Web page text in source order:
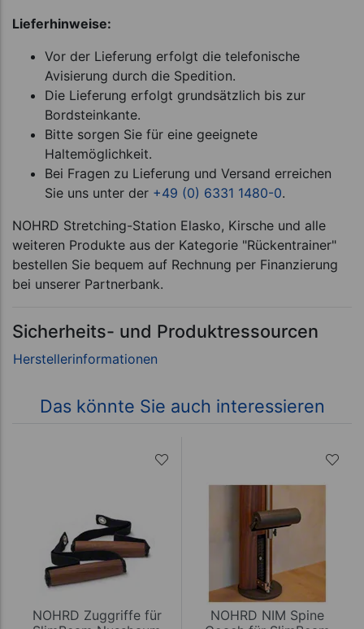
Lieferhinweise:
Vor der Lieferung erfolgt die telefonische
Avisierung durch die Spedition.
Die Lieferung erfolgt grundsätzlich bis zur
Bordsteinkante.
Bitte sorgen Sie für eine geeignete
Haltemöglichkeit.
Bei Fragen zu Lieferung und Versand erreichen
Sie uns unter der +49 (0) 6331 1480-0.
NOHRD Stretching-Station Elasko, Kirsche und alle
weiteren Produkte aus der Kategorie "Rückentrainer"
bestellen Sie bequem auf Rechnung per Finanzierung
bei unserer Partnerbank.
Sicherheits- und Produktressourcen
Das könnte Sie auch interessieren
NOHRD Zuggriffe für
NOHRD NIM Spine